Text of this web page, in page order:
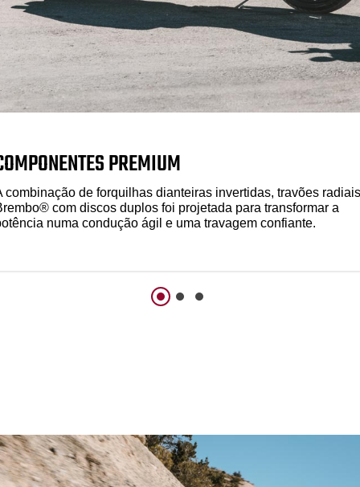
PREMIUM
combinação de forquilhas dianteiras invertidas, travões radiais
com discos duplos foi projetada para transformar a
numa condução ágil e uma travagem confiante.